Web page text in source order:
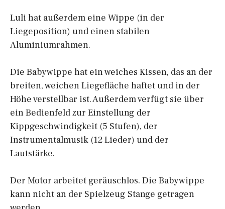
Luli hat außerdem eine Wippe (in der
Liegeposition) und einen stabilen
Aluminiumrahmen.
Die Babywippe hat ein weiches Kissen, das an der
breiten, weichen Liegefläche haftet und in der
Höhe verstellbar ist. Außerdem verfügt sie über
ein Bedienfeld zur Einstellung der
Kippgeschwindigkeit (5 Stufen), der
Instrumentalmusik (12 Lieder) und der
Lautstärke.
Der Motor arbeitet geräuschlos. Die Babywippe
kann nicht an der Spielzeug Stange getragen